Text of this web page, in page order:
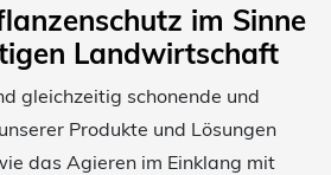
im Sinne
Landwirtschaft
gleichzeitig schonende und
Produkte und Lösungen
das Agieren im Einklang mit